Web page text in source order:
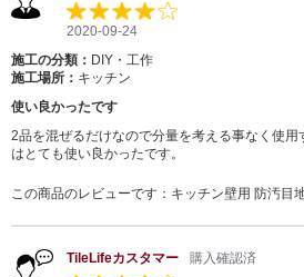
2020-09-24
施工の分類： DIY・工作
施工場所： キッチン
使い良かったです
2品を混ぜるだけなので分量を考える事なく使
はとても使い良かったです。
この商品のレビューです： キッチン壁用 防汚目
TileLifeカスタマー 購入確認済